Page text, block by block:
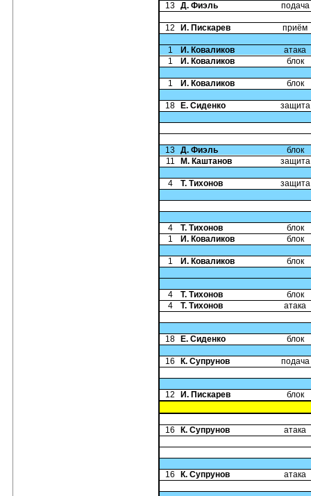
13 Д. Фиэль подача
12 И. Пискарев приём
1 И. Коваликов
атака
1
И. Коваликов блок
1 И. Коваликов блок
18 Е. Сиденко защита
13 Д. Фиэль
блок
11
М. Каштанов защита
4 Т. Тихонов защита
4 Т. Тихонов
блок
1
И. Коваликов блок
1 И. Коваликов блок
4 Т. Тихонов
блок
4
Т. Тихонов атака
18 Е. Сиденко блок
16 К. Супрунов подача
12 И. Пискарев блок
16 К. Супрунов атака
16 К. Супрунов атака